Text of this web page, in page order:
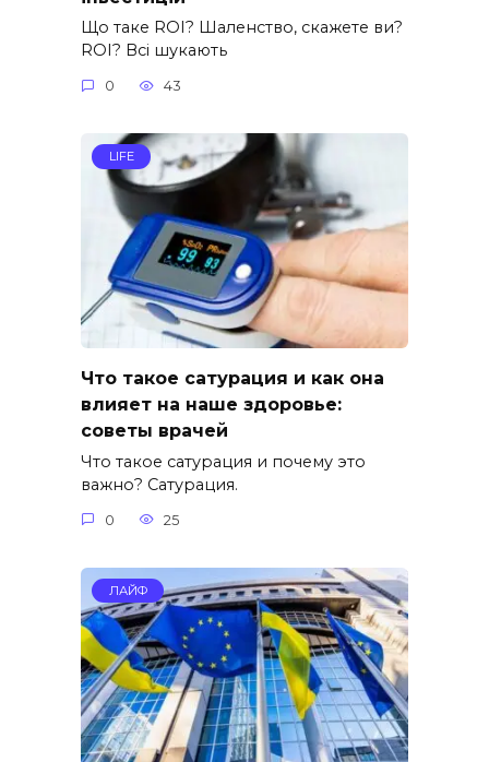
Що таке ROI? Шаленство, скажете ви?
ROI? Всі шукають
0 43
LIFE
Что такое сатурация и как она
влияет на наше здоровье:
советы врачей
Что такое сатурация и почему это
важно? Сатурация.
0 25
ЛАЙФ